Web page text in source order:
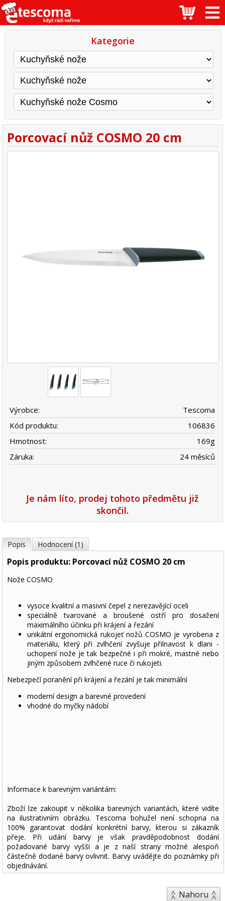
Kategorie
Porcovací nůž COSMO 20 cm
Výrobce:
Tescoma
Kód produktu:
106836
Hmotnost:
169g
Záruka:
24 měsíců
Je nám líto, prodej tohoto předmětu již
skončil.
Popis Hodnocení (1)
Popis produktu: Porcovací nůž COSMO 20 cm
Nože COSMO
vysoce kvalitní a masivní čepel z nerezavějící oceli
speciálně tvarované a broušené ostří pro dosažení
maximálního účinku při krájení a řezání
unikátní ergonomická rukojeť nožů COSMO je vyrobena z
materiálu, který při zvlhčení zvyšuje přilnavost k dlani -
uchopení nože je tak bezpečné i při mokré, mastné nebo
jiným způsobem zvlhčené ruce či rukojeti.
Nebezpečí poranění při krájení a řezání je tak minimální
moderní design a barevné provedení
vhodné do myčky nádobí
Informace k barevným variántám:
Zboží lze zakoupit v několika barevných variantách, které vidíte
na ilustrativním obrázku. Tescoma bohužel není schopna na
100% garantovat dodání konkrétní barvy, kterou si zákazník
přeje. Při udání barvy je však pravděpodobnost dodání
požadované barvy vyšší a je z naší strany možné alespoň
částečně dodané barvy ovlivnit. Barvy uvádějte do poznámky při
objednávání.
Nahoru